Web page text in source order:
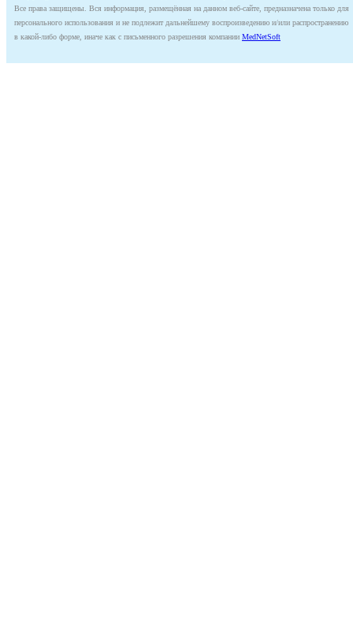
Все права защищены. Вся информация, размещённая на данном веб-сайте, предназначена только для
персонального использования и не подлежит дальнейшему воспроизведению и/или распространению
в какой-либо форме, иначе как с письменного разрешения компании MedNetSoft